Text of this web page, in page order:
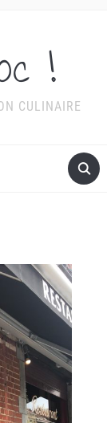
!
CULINAIRE